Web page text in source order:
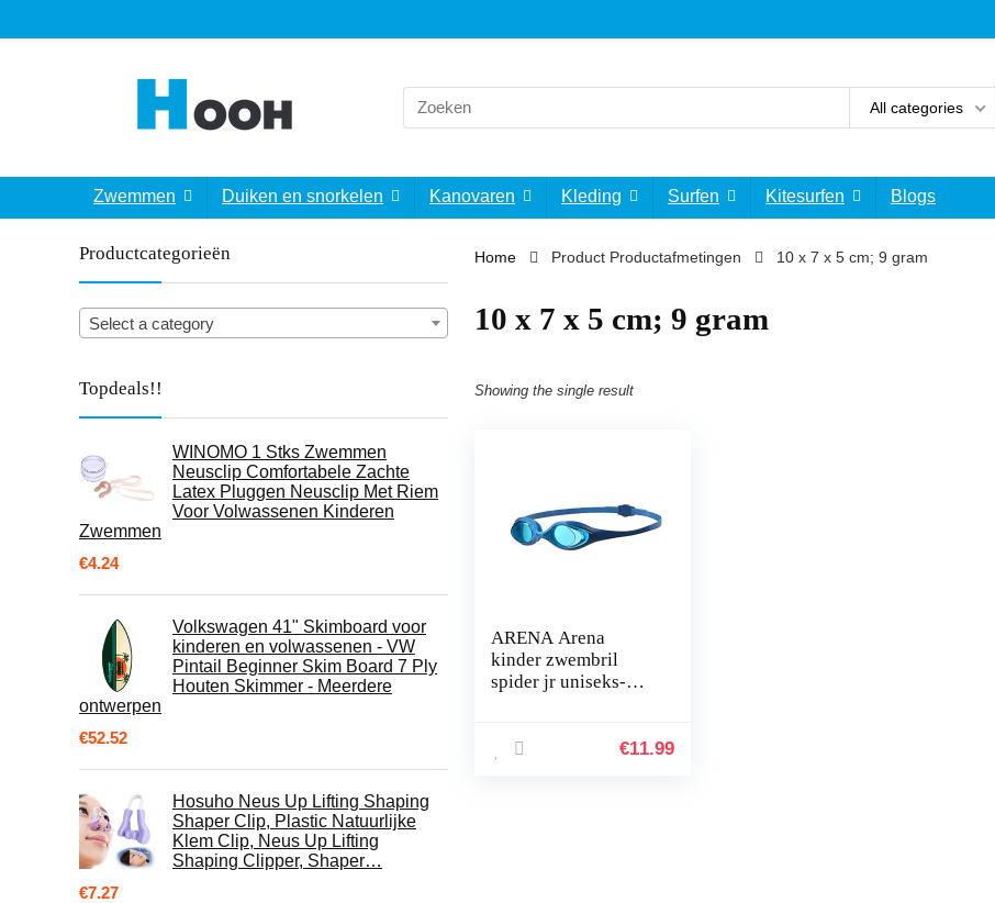
Search
for:
All categories
Zwemmen Duiken en snorkelen Kanovaren Kleding Surfen Kitesurfen Blogs
Productcategorieën
Select a category
Topdeals!!
WINOMO 1 Stks Zwemmen
Neusclip Comfortabele Zachte
Latex Pluggen Neusclip Met Riem
Voor Volwassenen Kinderen
Zwemmen
€4.24
Volkswagen 41" Skimboard voor
kinderen en volwassenen - VW
Pintail Beginner Skim Board 7 Ply
Houten Skimmer - Meerdere
ontwerpen
€52.52
Hosuho Neus Up Lifting Shaping
Shaper Clip, Plastic Natuurlijke
Klem Clip, Neus Up Lifting
Shaping Clipper, Shaper…
€7.27
Home Product Productafmetingen ‎10 x 7 x 5 cm; 9 gram
‎10 x 7 x 5 cm; 9 gram
Showing the single result
ARENA Arena
kinder zwembril
spider jr uniseks-
€11.99